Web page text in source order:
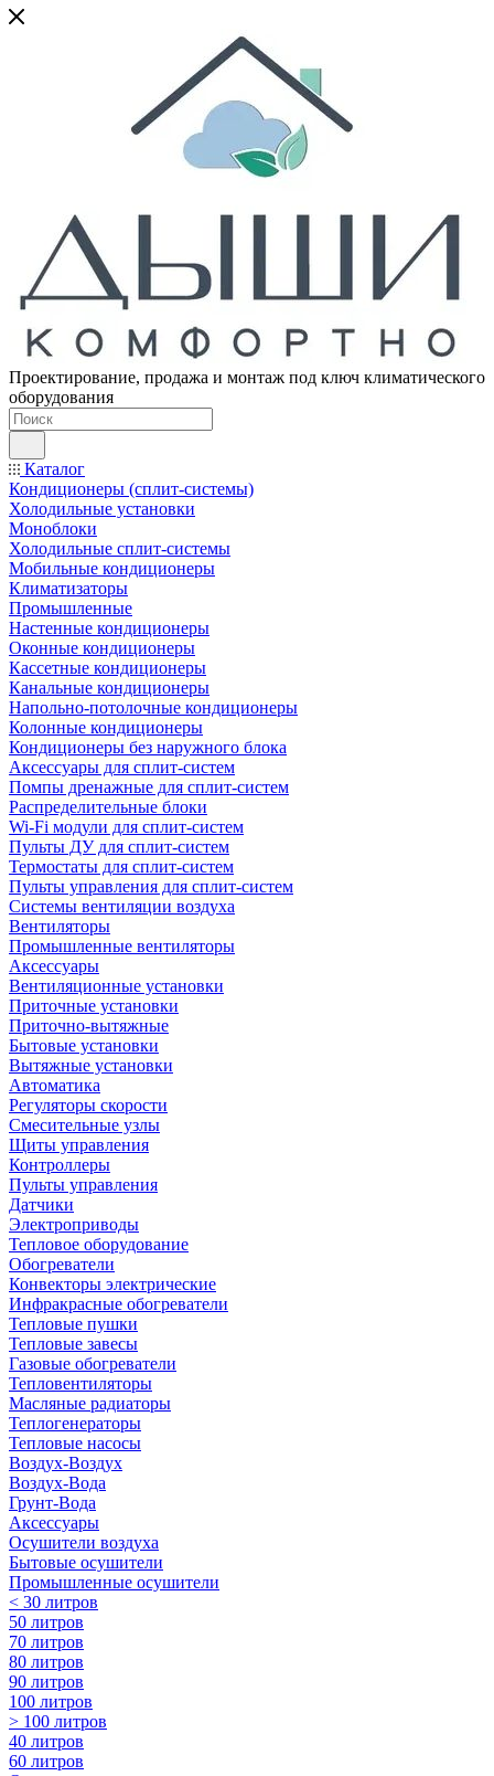
Проектирование, продажа и монтаж под ключ климатического
оборудования
Каталог
Кондиционеры (сплит-системы)
Холодильные установки
Моноблоки
Холодильные сплит-системы
Мобильные кондиционеры
Климатизаторы
Промышленные
Настенные кондиционеры
Оконные кондиционеры
Кассетные кондиционеры
Канальные кондиционеры
Напольно-потолочные кондиционеры
Колонные кондиционеры
Кондиционеры без наружного блока
Аксессуары для сплит-систем
Помпы дренажные для сплит-систем
Распределительные блоки
Wi-Fi модули для сплит-систем
Пульты ДУ для сплит-систем
Термостаты для сплит-систем
Пульты управления для сплит-систем
Системы вентиляции воздуха
Вентиляторы
Промышленные вентиляторы
Аксессуары
Вентиляционные установки
Приточные установки
Приточно-вытяжные
Бытовые установки
Вытяжные установки
Автоматика
Регуляторы скорости
Смесительные узлы
Щиты управления
Контроллеры
Пульты управления
Датчики
Электроприводы
Тепловое оборудование
Обогреватели
Конвекторы электрические
Инфракрасные обогреватели
Тепловые пушки
Тепловые завесы
Газовые обогреватели
Тепловентиляторы
Масляные радиаторы
Теплогенераторы
Тепловые насосы
Воздух-Воздух
Воздух-Вода
Грунт-Вода
Аксессуары
Осушители воздуха
Бытовые осушители
Промышленные осушители
< 30 литров
50 литров
70 литров
80 литров
90 литров
100 литров
> 100 литров
40 литров
60 литров